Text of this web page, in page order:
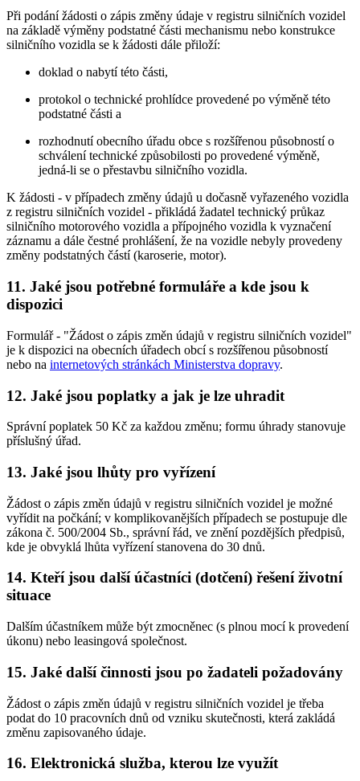
Při podání žádosti o zápis změny údaje v registru silničních vozidel
na základě výměny podstatné části mechanismu nebo konstrukce
silničního vozidla se k žádosti dále přiloží:
doklad o nabytí této části,
protokol o technické prohlídce provedené po výměně této
podstatné části a
rozhodnutí obecního úřadu obce s rozšířenou působností o
schválení technické způsobilosti po provedené výměně,
jedná-li se o přestavbu silničního vozidla.
K žádosti - v případech změny údajů u dočasně vyřazeného vozidla
z registru silničních vozidel - přikládá žadatel technický průkaz
silničního motorového vozidla a přípojného vozidla k vyznačení
záznamu a dále čestné prohlášení, že na vozidle nebyly provedeny
změny podstatných částí (karoserie, motor).
11. Jaké jsou potřebné formuláře a kde jsou k
dispozici
Formulář - "Žádost o zápis změn údajů v registru silničních vozidel"
je k dispozici na obecních úřadech obcí s rozšířenou působností
nebo na internetových stránkách Ministerstva dopravy.
12. Jaké jsou poplatky a jak je lze uhradit
Správní poplatek 50 Kč za každou změnu; formu úhrady stanovuje
příslušný úřad.
13. Jaké jsou lhůty pro vyřízení
Žádost o zápis změn údajů v registru silničních vozidel je možné
vyřídit na počkání; v komplikovanějších případech se postupuje dle
zákona č. 500/2004 Sb., správní řád, ve znění pozdějších předpisů,
kde je obvyklá lhůta vyřízení stanovena do 30 dnů.
14. Kteří jsou další účastníci (dotčení) řešení životní
situace
Dalším účastníkem může být zmocněnec (s plnou mocí k provedení
úkonu) nebo leasingová společnost.
15. Jaké další činnosti jsou po žadateli požadovány
Žádost o zápis změn údajů v registru silničních vozidel je třeba
podat do 10 pracovních dnů od vzniku skutečnosti, která zakládá
změnu zapisovaného údaje.
16. Elektronická služba, kterou lze využít